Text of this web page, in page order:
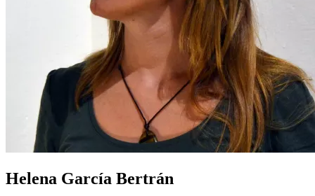
Helena García Bertrán